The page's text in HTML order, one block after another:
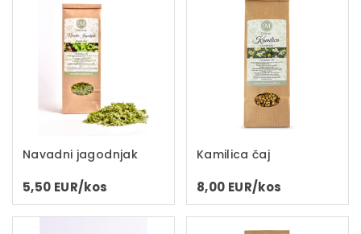
Navadni jagodnjak
5,50 EUR/kos
Kamilica čaj
8,00 EUR/kos